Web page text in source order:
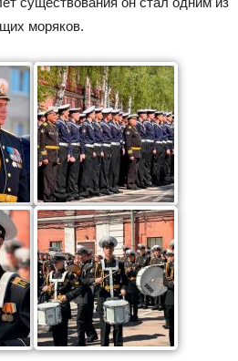
моряков.